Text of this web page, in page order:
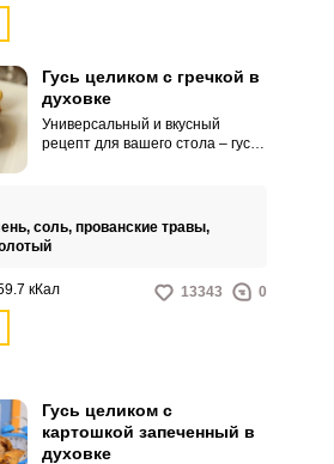
Гусь целиком с гречкой в
духовке
Универсальный и вкусный
рецепт для вашего стола – гусь,
ароматный гарнир.
соль, прованские травы,
кКал 13343 0
Гусь целиком с
картошкой запеченный в
духовке